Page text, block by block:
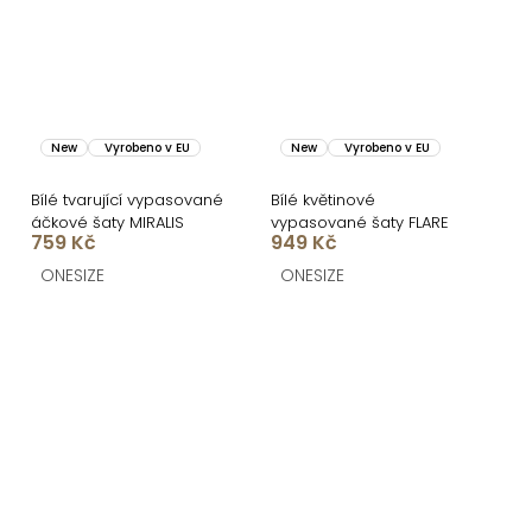
New Vyrobeno v EU
Bílé tvarující vypasované
áčkové šaty MIRALIS
759 Kč
ONESIZE
New Vyrobeno v EU
Bílé květinové
vypasované šaty FLARE
949 Kč
ONESIZE